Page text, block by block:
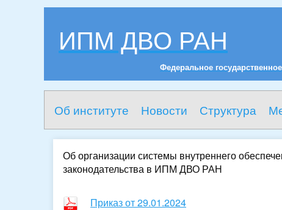
ИПМ ДВО РАН
Федеральное
Об институте Новости Структура
Об организации системы внутреннего
законодательства в ИПМ ДВО РАН
Приказ от 29.01.2024